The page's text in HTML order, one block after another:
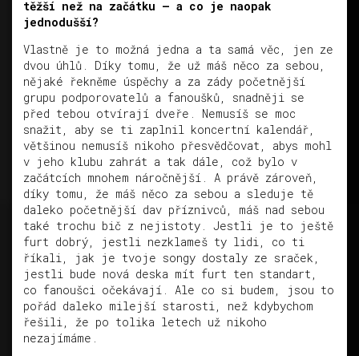
těžší než na začátku – a co je naopak
jednodušší?
Vlastně je to možná jedna a ta samá věc, jen ze
dvou úhlů. Díky tomu, že už máš něco za sebou,
nějaké řekněme úspěchy a za zády početnější
grupu podporovatelů a fanoušků, snadněji se
před tebou otvírají dveře. Nemusíš se moc
snažit, aby se ti zaplnil koncertní kalendář,
většinou nemusíš nikoho přesvědčovat, abys mohl
v jeho klubu zahrát a tak dále, což bylo v
začátcích mnohem náročnější. A právě zároveň,
díky tomu, že máš něco za sebou a sleduje tě
daleko početnější dav příznivců, máš nad sebou
také trochu bič z nejistoty. Jestli je to ještě
furt dobrý, jestli nezklameš ty lidi, co ti
říkali, jak je tvoje songy dostaly ze sraček,
jestli bude nová deska mít furt ten standart,
co fanoušci očekávají. Ale co si budem, jsou to
pořád daleko milejší starosti, než kdybychom
řešili, že po tolika letech už nikoho
nezajímáme.